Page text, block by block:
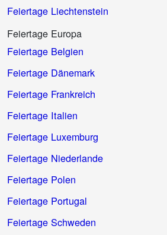
Feiertage Liechtenstein
Feiertage Europa
Feiertage Belgien
Feiertage Dänemark
Feiertage Frankreich
Feiertage Italien
Feiertage Luxemburg
Feiertage Niederlande
Feiertage Polen
Feiertage Portugal
Feiertage Schweden